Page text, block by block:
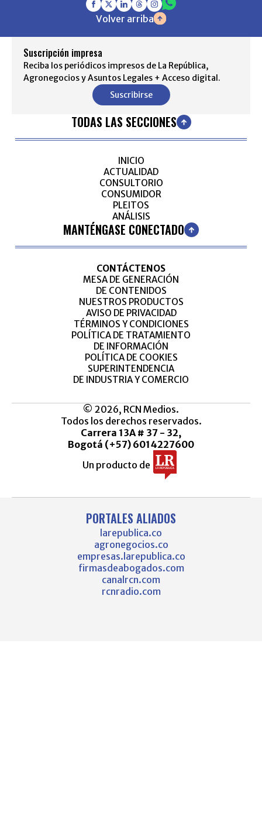
Volver arriba
Suscripción impresa
Reciba los periódicos impresos de La República,
Agronegocios y Asuntos Legales + Acceso digital.
Suscribirse
TODAS LAS SECCIONES
INICIO
ACTUALIDAD
CONSULTORIO
CONSUMIDOR
PLEITOS
ANÁLISIS
MANTÉNGASE CONECTADO
CONTÁCTENOS
MESA DE GENERACIÓN
DE CONTENIDOS
NUESTROS PRODUCTOS
AVISO DE PRIVACIDAD
TÉRMINOS Y CONDICIONES
POLÍTICA DE TRATAMIENTO
DE INFORMACIÓN
POLÍTICA DE COOKIES
SUPERINTENDENCIA
DE INDUSTRIA Y COMERCIO
© 2026, RCN Medios.
Todos los derechos reservados.
Carrera 13A # 37 - 32,
Bogotá (+57) 6014227600
Un producto de
PORTALES ALIADOS
larepublica.co
agronegocios.co
empresas.larepublica.co
firmasdeabogados.com
canalrcn.com
rcnradio.com